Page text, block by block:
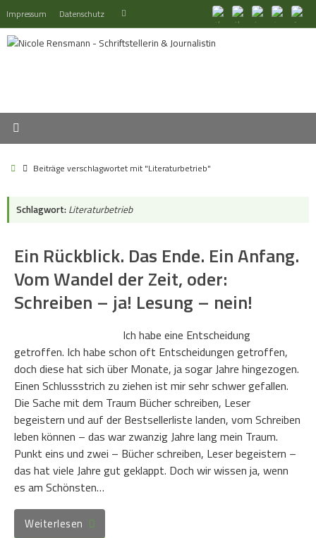
Inhalt
springen
Impressum Datenschutz Suchen
StartBeiträge verschlagwortet mit "Literaturbetrieb"
Schlagwort: Literaturbetrieb
Ein Rückblick. Das Ende. Ein Anfang.
Vom Wandel der Zeit, oder:
Schreiben – ja! Lesung – nein!
Ich habe eine Entscheidung
getroffen. Ich habe schon oft Entscheidungen getroffen,
doch diese hat sich über Monate, ja sogar Jahre hingezogen.
Einen Schlussstrich zu ziehen ist mir sehr schwer gefallen.
Die Sache mit dem Traum Bücher schreiben, Leser
begeistern und auf der Bestsellerliste landen, vom Schreiben
leben können – das war zwanzig Jahre lang mein Traum.
Punkt eins und zwei – Bücher schreiben, Leser begeistern –
das hat viele Jahre gut geklappt. Doch wir wissen ja, wenn
es am Schönsten…
Weiterlesen